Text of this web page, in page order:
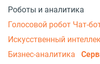
Роботы и аналитика
Голосовой робот Чат-
Искусственный
Бизнес-аналитика